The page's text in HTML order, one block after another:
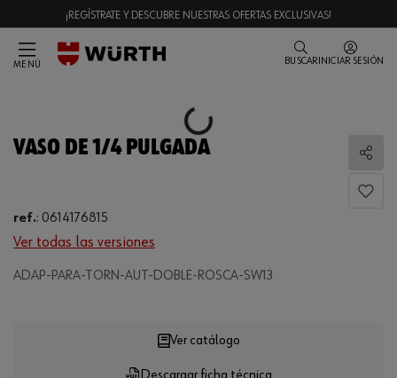
¡REGÍSTRATE Y DESCUBRE NUESTRAS OFERTAS EXCLUSIVAS!
MENÚ BUSCAR INICIAR SESIÓN
Loading...
VASO DE 1/4 PULGADA
ref.: 0614176815
Ver todas las versiones
ADAP-PARA-TORN-AUT-DOBLE-ROSCA-SW13
Loading...
Ver catálogo